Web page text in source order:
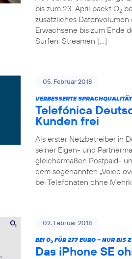
bis zum 23. April packt O2
zusätzliches
Erwachsene bis zum Ende
Surfen, Streamen […]
05. Februar 2018
VERBESSERTE
Telefónica
Kunden frei
Als erster Netzbetreiber in
seiner Eigen- und
gleichermaßen Postpaid-
dem sogenannten „Voice
bei Telefonaten ohne
02. Februar 2018
BEI O2 FÜR 277 EURO – NUR BIS
Das iPhone SE